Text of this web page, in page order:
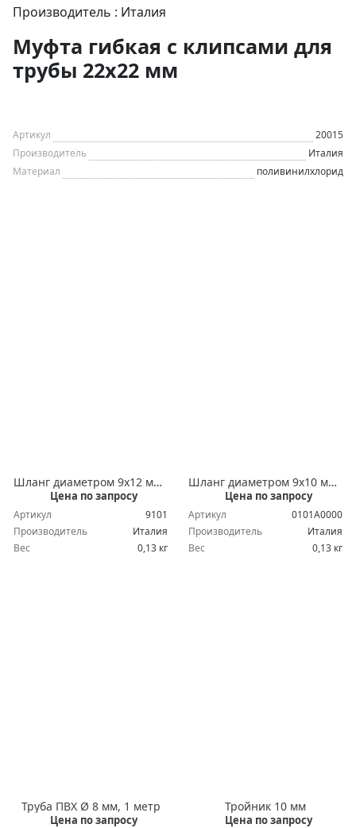
Производитель : Италия
Муфта гибкая с клипсами для
трубы 22х22 мм
Артикул
20015
Производитель
Италия
Материал
поливинилхлорид
Шланг диаметром 9х12 мм, 1 метр
Цена по запросу
Артикул
9101
Производитель
Италия
Вес
0,13 кг
Шланг диаметром 9х10 мм, 1 метр
Цена по запросу
Артикул
0101A0000
Производитель
Италия
Вес
0,13 кг
Труба ПВХ Ø 8 мм, 1 метр
Цена по запросу
Тройник 10 мм
Цена по запросу